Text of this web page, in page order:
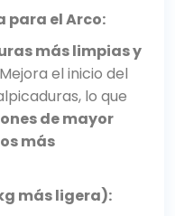
para el Arco:
más limpias y
Mejora el inicio del
lo que
de mayor
más
más ligera):